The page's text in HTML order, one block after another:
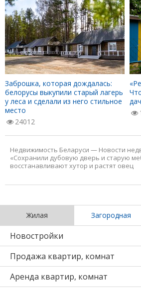
Заброшка, которая дождалась:
белорусы выкупили старый лагерь
у леса и сделали из него стильное
место
24012
Недвижимость Беларуси — Новости
«Сохранили дубовую дверь и старую
восстанавливают хутор и растят овец
Жилая Загородная
Новостройки
Продажа квартир, комнат
Аренда квартир, комнат